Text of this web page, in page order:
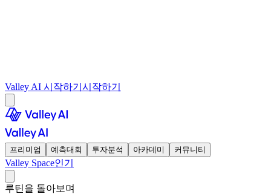
Valley AI 시작하기 시작하기
프리미엄 예측대회 투자분석 아카데미 커뮤니티
Valley Space인기
루틴을 돌아보며